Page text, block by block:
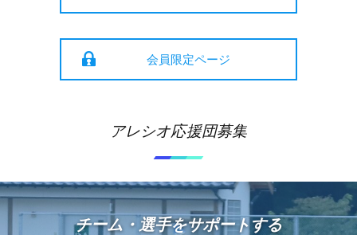
会員限定ページ
アレシオ応援団募集
チーム・選手をサポートする